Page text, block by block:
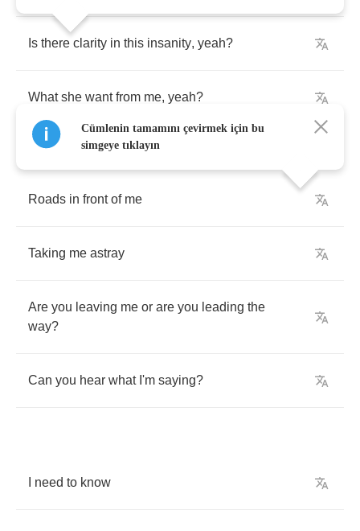
Is there clarity in this insanity, yeah?
What she want from me, yeah?
Roads in front of me
Taking me astray
Are you leaving me or are you leading the
way?
Can you hear what I'm saying?
need to know
Cümlenin tamamını çevirmek için bu
simgeye tıklayın